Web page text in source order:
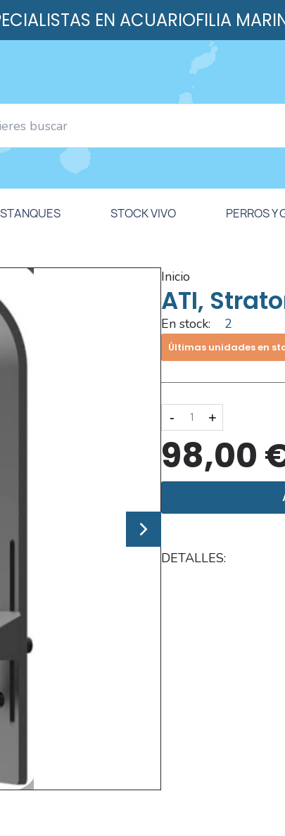
EN ACUARIOFILIA
STOCK VIVO PERROS Y
inicio
ATI,
En stock: 2
Últimas unidades en
- +
98,00
DETALLES: